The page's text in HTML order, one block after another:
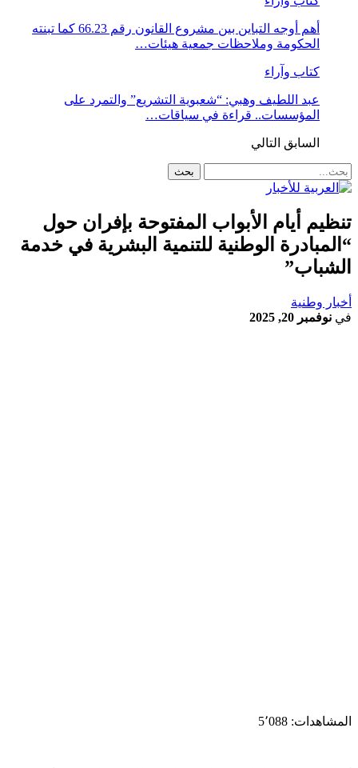
أهم أوجه التباين بين مشروع القانون رقم 66.23 كما تبنته
الحكومة وملاحظات جمعية هيئات…
كتاب وآراء
عبد اللطيف وهبي: “شعبوية التشريع” والتمرد على
المؤسسات.. قراءة في سياقات…
السابق التالي
تنظيم أيام الأبواب المفتوحة بإفران حول
“المبادرة الوطنية للتنمية البشرية في خدمة
الشباب”
أخبار وطنية
في نوفمبر 20, 2025
المشاهدات: 5٬088